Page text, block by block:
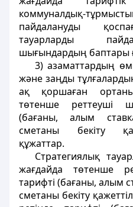
коммуналдық-
пайдалануды
тауарларды
шығындардың баптары
3) азаматтардың
және заңды
ақ қоршаған
төтенше реттеуші
(бағаны, алым
сметаны бекіту
құжаттар.
Стратегиялық
жағдайда төтенше
тарифті (бағаны, алым
сметаны бекіту